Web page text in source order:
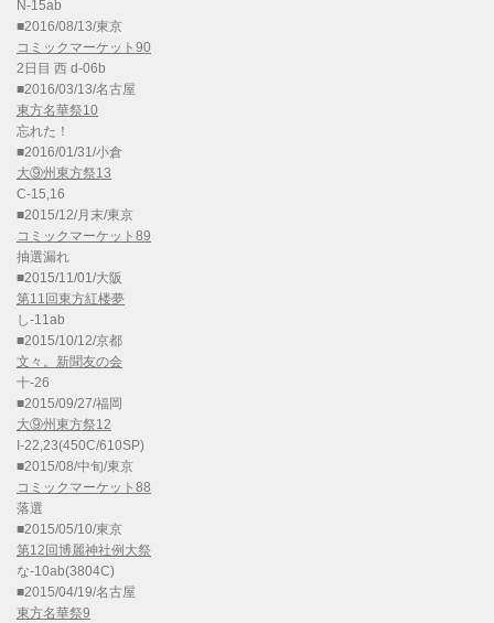
N-15ab
■2016/08/13/東京
コミックマーケット90
2日目 西 d-06b
■2016/03/13/名古屋
東方名華祭10
忘れた！
■2016/01/31/小倉
大⑨州東方祭13
C-15,16
■2015/12/月末/東京
コミックマーケット89
抽選漏れ
■2015/11/01/大阪
第11回東方紅楼夢
し-11ab
■2015/10/12/京都
文々。新聞友の会
十-26
■2015/09/27/福岡
大⑨州東方祭12
I-22,23(450C/610SP)
■2015/08/中旬/東京
コミックマーケット88
落選
■2015/05/10/東京
第12回博麗神社例大祭
な-10ab(3804C)
■2015/04/19/名古屋
東方名華祭9